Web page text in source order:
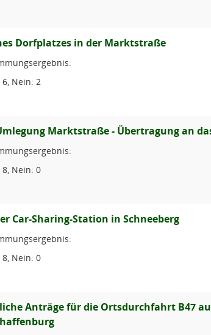
Dorfplatzes in der Marktstraße
6, Nein: 2
Marktstraße - Übertragung an
8, Nein: 0
Car-Sharing-Station in Schneeberg
8, Nein: 0
Anträge für die Ortsdurchfahrt B47